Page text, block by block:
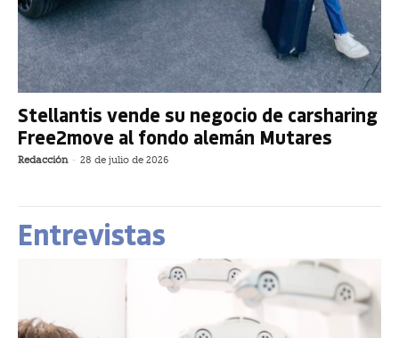
Stellantis vende su negocio de carsharing
Free2move al fondo alemán Mutares
Redacción - 28 de julio de 2026
Entrevistas